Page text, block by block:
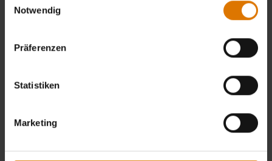
Notwendig
Präferenzen
Statistiken
Marketing